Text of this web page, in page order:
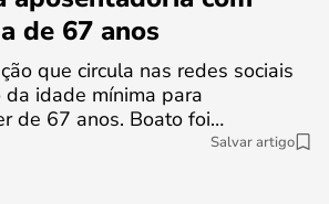
de 67 anos
que circula nas redes sociais
idade mínima para
de 67 anos. Boato foi…
Salvar artigo